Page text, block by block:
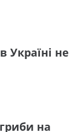
Україні не
на